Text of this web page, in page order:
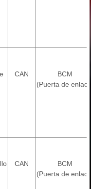
CAN
BCM
(Puerta de
CAN
BCM
(Puerta de